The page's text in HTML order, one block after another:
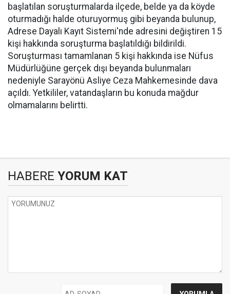
başlatılan soruşturmalarda ilçede, belde ya da köyde
oturmadığı halde oturuyormuş gibi beyanda bulunup,
Adrese Dayalı Kayıt Sistemi'nde adresini değiştiren 15
kişi hakkında soruşturma başlatıldığı bildirildi.
Soruşturması tamamlanan 5 kişi hakkında ise Nüfus
Müdürlüğüne gerçek dışı beyanda bulunmaları
nedeniyle Sarayönü Asliye Ceza Mahkemesinde dava
açıldı. Yetkililer, vatandaşların bu konuda mağdur
olmamalarını belirtti.
HABERE YORUM KAT